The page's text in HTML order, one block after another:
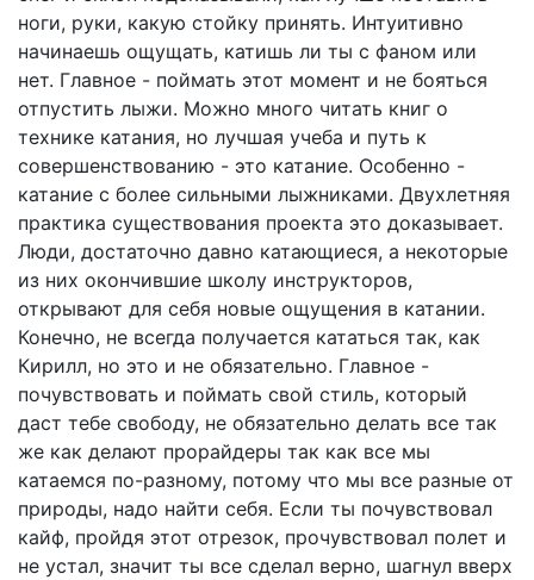
ноги, руки, какую стойку принять. Интуитивно
начинаешь ощущать, катишь ли ты с фаном или
нет. Главное - поймать этот момент и не бояться
отпустить лыжи. Можно много читать книг о
технике катания, но лучшая учеба и путь к
совершенствованию - это катание. Особенно -
катание с более сильными лыжниками. Двухлетняя
практика существования проекта это доказывает.
Люди, достаточно давно катающиеся, а некоторые
из них окончившие школу инструкторов,
открывают для себя новые ощущения в катании.
Конечно, не всегда получается кататься так, как
Кирилл, но это и не обязательно. Главное -
почувствовать и поймать свой стиль, который
даст тебе свободу, не обязательно делать все так
же как делают прорайдеры так как все мы
катаемся по-разному, потому что мы все разные от
природы, надо найти себя. Если ты почувствовал
кайф, пройдя этот отрезок, прочувствовал полет и
не устал, значит ты все сделал верно, шагнул вверх